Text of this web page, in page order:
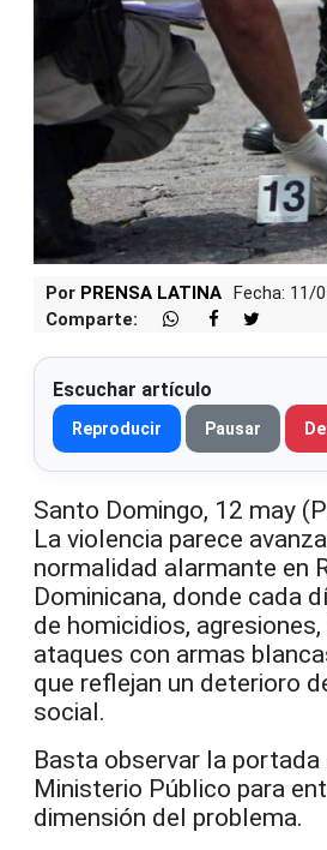
Por PRENSA LATINA Fecha: 11/
Comparte:
Escuchar artículo
Reproducir Pausar
Santo Domingo, 12 may
La violencia parece
normalidad alarmante en
Dominicana, donde cada
de homicidios,
ataques con armas
que reflejan un deterioro
social.
Basta observar la
Ministerio Público para
dimensión del problema.